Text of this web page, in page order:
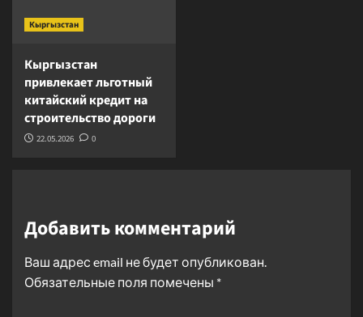
Кыргызстан
Кыргызстан
привлекает льготный
китайский кредит на
строительство дороги
22.05.2026 0
Добавить комментарий
Ваш адрес email не будет опубликован.
Обязательные поля помечены *